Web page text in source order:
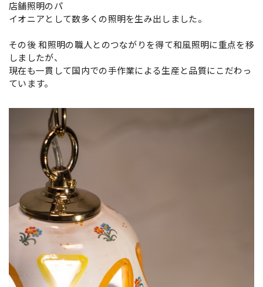
店舗照明のパ
イオニアとして数多くの照明を生み出しました。
その後 和照明の職人とのつながりを得て和風照明に重点を移
しましたが、
現在も一貫して国内での手作業による生産と品質にこだわっ
ています。